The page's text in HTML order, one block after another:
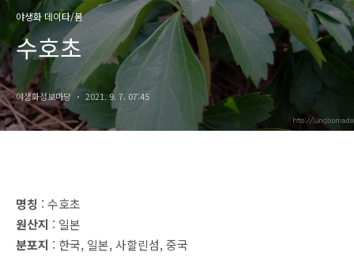
야생화 데이타/봄
수호초
야생화정보마당 2021. 9. 7. 07:45
명칭 : 수호초
원산지 : 일본
분포지 : 한국, 일본, 사할린섬, 중국